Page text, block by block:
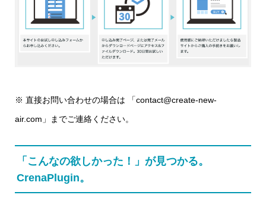
※ 直接お問い合わせの場合は 「contact@create-new-
air.com」までご連絡ください。
「こんなの欲しかった！」が見つかる。
CrenaPlugin。